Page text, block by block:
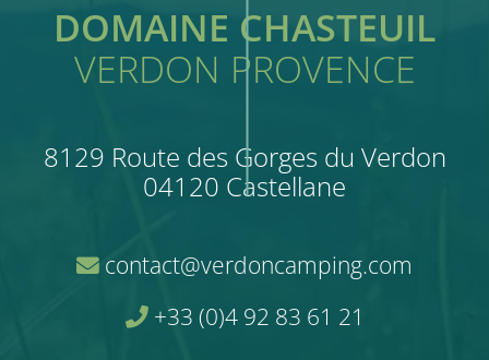
DOMAINE CHASTEUIL
VERDON PROVENCE
8129 Route des Gorges du Verdon
04120 Castellane
contact@verdoncamping.com
+33 (0)4 92 83 61 21